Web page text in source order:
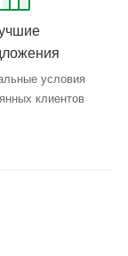
условия
клиентов